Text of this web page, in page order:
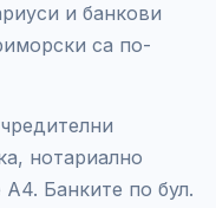
и банкови
са по-
нотариално
А4. Банките по бул.